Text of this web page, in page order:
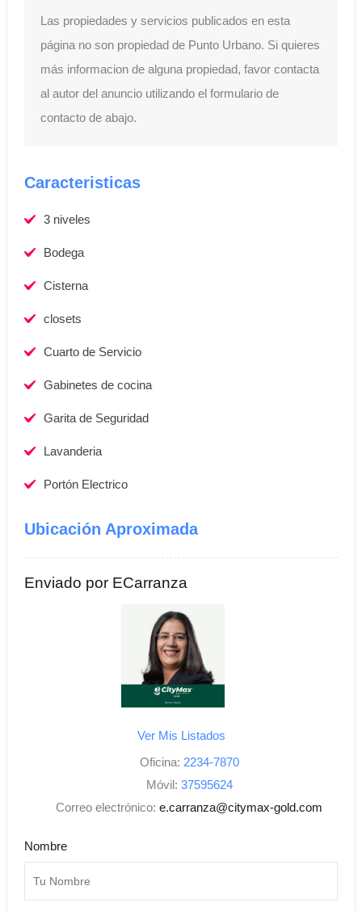
Las propiedades y servicios publicados en esta
página no son propiedad de Punto Urbano. Si quieres
más informacion de alguna propiedad, favor contacta
al autor del anuncio utilizando el formulario de
contacto de abajo.
Caracteristicas
3 niveles
Bodega
Cisterna
closets
Cuarto de Servicio
Gabinetes de cocina
Garita de Seguridad
Lavanderia
Portón Electrico
Ubicación Aproximada
Enviado por ECarranza
Ver Mis Listados
Oficina: 2234-7870
Móvil: 37595624
Correo electrónico: e.carranza@citymax-gold.com
Nombre